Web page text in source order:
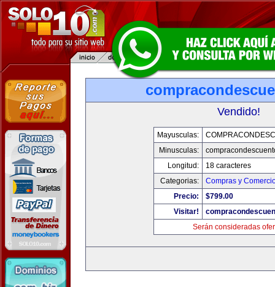
Vendido!
Mayusculas:
Minusculas:
Longitud:
18 caracteres
Categorias:
Compras y
Precio:
$799.00
Visitar!
Serán consideradas